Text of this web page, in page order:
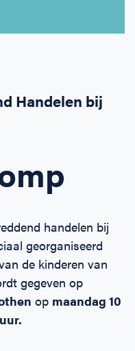
iedereen
Handelen bij
handelen bij
georganiseerd
de kinderen van
gegeven op
op maandag 10